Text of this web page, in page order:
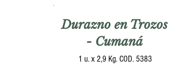
Durazno en Trozos
- Cumaná
1 u. x 2,9 Kg. COD. 5383